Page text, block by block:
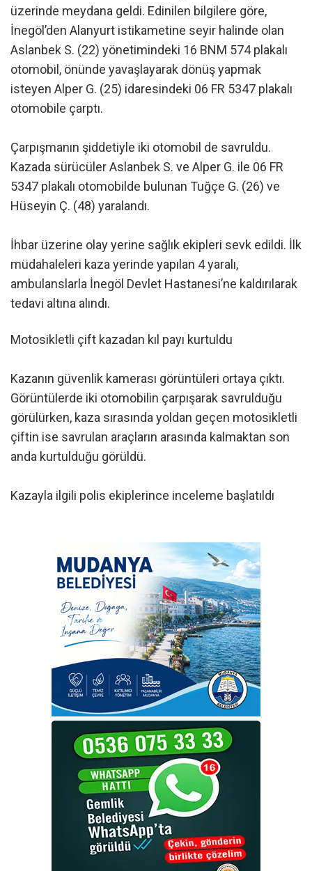
üzerinde meydana geldi. Edinilen bilgilere göre,
İnegöl’den Alanyurt istikametine seyir halinde olan
Aslanbek S. (22) yönetimindeki 16 BNM 574 plakalı
otomobil, önünde yavaşlayarak dönüş yapmak
isteyen Alper G. (25) idaresindeki 06 FR 5347 plakalı
otomobile çarptı.
Çarpışmanın şiddetiyle iki otomobil de savruldu.
Kazada sürücüler Aslanbek S. ve Alper G. ile 06 FR
5347 plakalı otomobilde bulunan Tuğçe G. (26) ve
Hüseyin Ç. (48) yaralandı.
İhbar üzerine olay yerine sağlık ekipleri sevk edildi. İlk
müdahaleleri kaza yerinde yapılan 4 yaralı,
ambulanslarla İnegöl Devlet Hastanesi’ne kaldırılarak
tedavi altına alındı.
Motosikletli çift kazadan kıl payı kurtuldu
Kazanın güvenlik kamerası görüntüleri ortaya çıktı.
Görüntülerde iki otomobilin çarpışarak savrulduğu
görülürken, kaza sırasında yoldan geçen motosikletli
çiftin ise savrulan araçların arasında kalmaktan son
anda kurtulduğu görüldü.
Kazayla ilgili polis ekiplerince inceleme başlatıldı